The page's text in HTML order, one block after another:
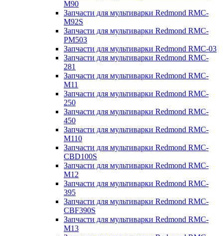
M90
Запчасти для мультиварки Redmond RMC-
M92S
Запчасти для мультиварки Redmond RMC-
PM503
Запчасти для мультиварки Redmond RMC-03
Запчасти для мультиварки Redmond RMC-
281
Запчасти для мультиварки Redmond RMC-
M11
Запчасти для мультиварки Redmond RMC-
250
Запчасти для мультиварки Redmond RMC-
450
Запчасти для мультиварки Redmond RMC-
M110
Запчасти для мультиварки Redmond RMC-
CBD100S
Запчасти для мультиварки Redmond RMC-
M12
Запчасти для мультиварки Redmond RMC-
395
Запчасти для мультиварки Redmond RMC-
CBF390S
Запчасти для мультиварки Redmond RMC-
M13